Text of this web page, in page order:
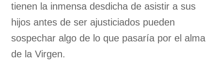
tienen la inmensa desdicha de asistir a sus
hijos antes de ser ajusticiados pueden
sospechar algo de lo que pasaría por el alma
de la Virgen.